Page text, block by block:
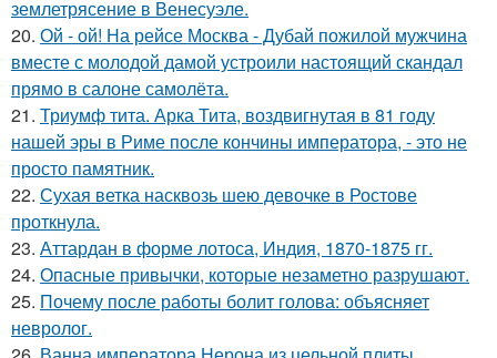
землетрясение в Венесуэле.
20. Ой - ой! На рейсе Москва - Дубай пожилой мужчина
вместе с молодой дамой устроили настоящий скандал
прямо в салоне самолёта.
21. Триумф тита. Арка Тита, воздвигнутая в 81 году
нашей эры в Риме после кончины императора, - это не
просто памятник.
22. Сухая ветка насквозь шею девочке в Ростове
проткнула.
23. Аттардан в форме лотоса, Индия, 1870-1875 гг.
24. Опасные привычки, которые незаметно разрушают.
25. Почему после работы болит голова: объясняет
невролог.